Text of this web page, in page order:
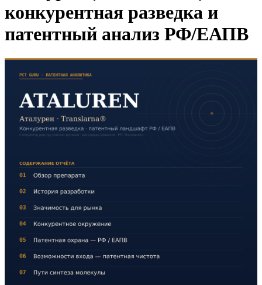
конкурентная разведка и
патентный анализ РФ/ЕАПВ